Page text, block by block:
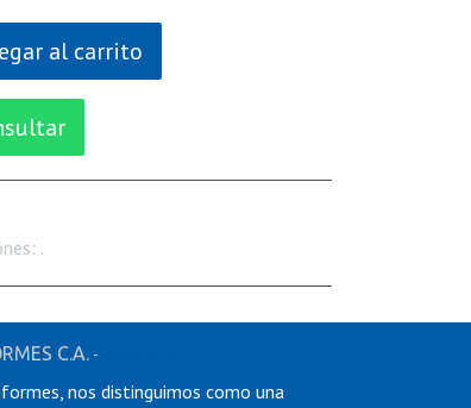
al carrito
: .
C.A. -
nos distinguimos como una